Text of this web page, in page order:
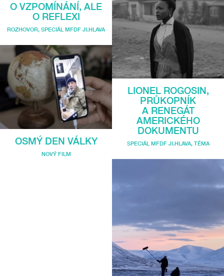
O VZPOMÍNÁNÍ, ALE
O REFLEXI
ROZHOVOR, SPECIÁL MFDF JI.HLAVA
OSMÝ DEN VÁLKY
NOVÝ FILM
LIONEL ROGOSIN,
PRŮKOPNÍK
A RENEGÁT
AMERICKÉHO
DOKUMENTU
SPECIÁL MFDF JI.HLAVA, TÉMA